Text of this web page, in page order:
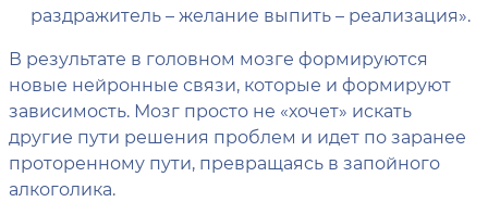
раздражитель – желание выпить – реализация».
В результате в головном мозге формируются
новые нейронные связи, которые и формируют
зависимость. Мозг просто не «хочет» искать
другие пути решения проблем и идет по заранее
проторенному пути, превращаясь в запойного
алкоголика.